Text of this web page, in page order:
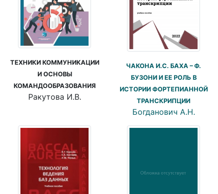
ТЕХНИКИ КОММУНИКАЦИИ
И ОСНОВЫ
КОМАНДООБРАЗОВАНИЯ
Ракутова И.В.
ЧАКОНА И.С. БАХА – Ф.
БУЗОНИ И ЕЕ РОЛЬ В
ИСТОРИИ ФОРТЕПИАННОЙ
ТРАНСКРИПЦИИ
Богданович А.Н.